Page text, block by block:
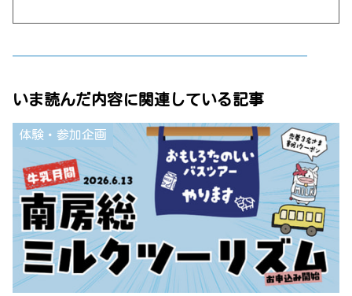
いま読んだ内容に関連している記事
体験・参加企画